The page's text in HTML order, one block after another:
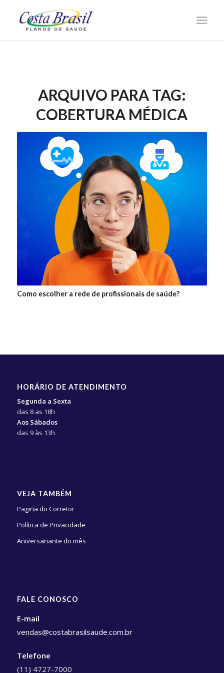
ARQUIVO PARA TAG:
COBERTURA MÉDICA
Como escolher a rede de profissionais de saúde?
HORÁRIO DE ATENDIMENTO
Segunda a Sexta
das 8 as 18h
Aos Sábados
das 9 às 13h
VEJA TAMBÉM
Pagina do Corretor
Política de Privacidade
Aniversariante do mês
FALE CONOSCO
E-mail
vendas@costabrasilsaude.com.br
Telefone
(11) 4727-7000